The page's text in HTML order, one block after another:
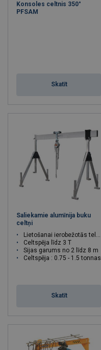
Konsoles celtnis 350°
PFSAM
Skatīt
Saliekamie alumīnija buku
celtņi
Lietošanai ierobežotās telpās
Celtspēja līdz 3 T
Sijas garums no 2 līdz 8 m
Celtspēja : 0.75 - 1.5 tonnas
Skatīt